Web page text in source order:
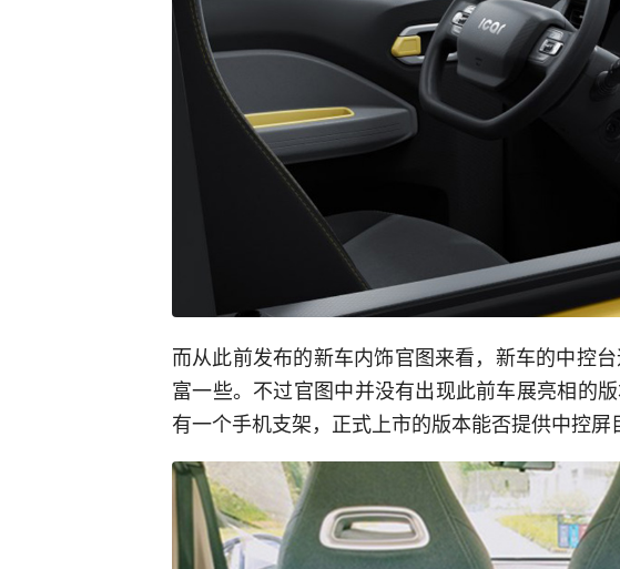
而从此前发布的新车内饰官图来看，新车的中控
富一些。不过官图中并没有出现此前车展亮相的
有一个手机支架，正式上市的版本能否提供中控屏